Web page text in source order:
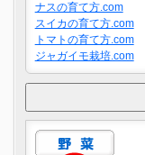
ナスの育て方.com
スイカの育て方.com
トマトの育て方.com
ジャガイモ栽培.com